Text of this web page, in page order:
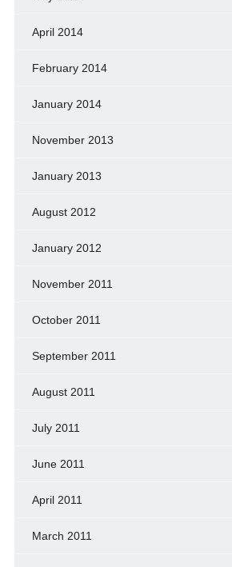
April 2014
February 2014
January 2014
November 2013
January 2013
August 2012
January 2012
November 2011
October 2011
September 2011
August 2011
July 2011
June 2011
April 2011
March 2011